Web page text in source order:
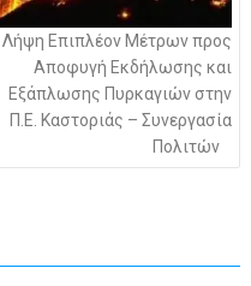
Λήψη Επιπλέον Μέτρων προς
Αποφυγή Εκδήλωσης και
Εξάπλωσης Πυρκαγιών στην
Π.Ε. Καστοριάς – Συνεργασία
Πολιτών